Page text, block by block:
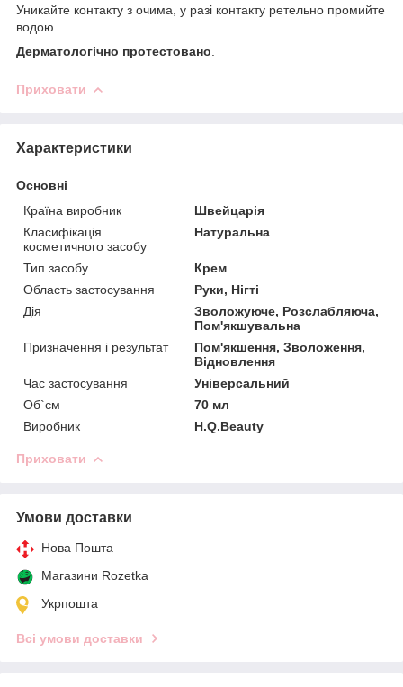
Уникайте контакту з очима, у разі контакту ретельно промийте
водою.
Дерматологічно протестовано
Приховати
Характеристики
Основні
Країна виробник
Швейцарія
Класифікація
косметичного засобу
Натуральна
Тип засобу
Крем
Область застосування
Руки, Нігті
Дія
Зволожуюче, Розслабляюча,
Пом'якшувальна
Призначення і результат
Пом'якшення, Зволоження,
Відновлення
Час застосування
Універсальний
Об`єм
70 мл
Виробник
H.Q.Beauty
Приховати
Умови доставки
Нова Пошта
Магазини Rozetka
Укрпошта
Всі умови доставки